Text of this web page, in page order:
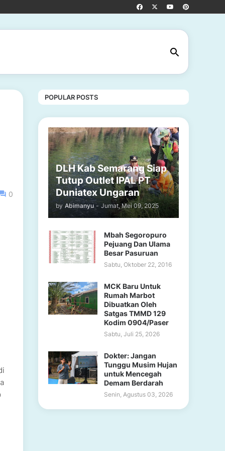
0
POPULAR POSTS
DLH Kab Semarang Siap
Tutup Outlet IPAL PT
Duniatex Ungaran
by Abimanyu - Jumat, Mei 09, 2025
Mbah Segoropuro
Pejuang Dan Ulama
Besar Pasuruan
Sabtu, Oktober 22, 2016
MCK Baru Untuk
Rumah Marbot
Dibuatkan Oleh
Satgas TMMD 129
Kodim 0904/Paser
Sabtu, Juli 25, 2026
Dokter: Jangan
Tunggu Musim Hujan
untuk Mencegah
Demam Berdarah
Senin, Agustus 03, 2026